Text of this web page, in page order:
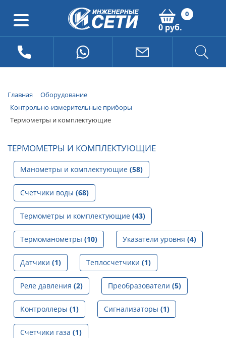
0
0 руб.
Главная
Оборудование
Контрольно-измерительные приборы
Термометры и комплектующие
ТЕРМОМЕТРЫ И КОМПЛЕКТУЮЩИЕ
Манометры и комплектующие (58)
Счетчики воды (68)
Термометры и комплектующие (43)
Термоманометры (10) Указатели уровня (4)
Датчики (1) Теплосчетчики (1)
Реле давления (2) Преобразователи (5)
Контроллеры (1) Сигнализаторы (1)
Счетчики газа (1)